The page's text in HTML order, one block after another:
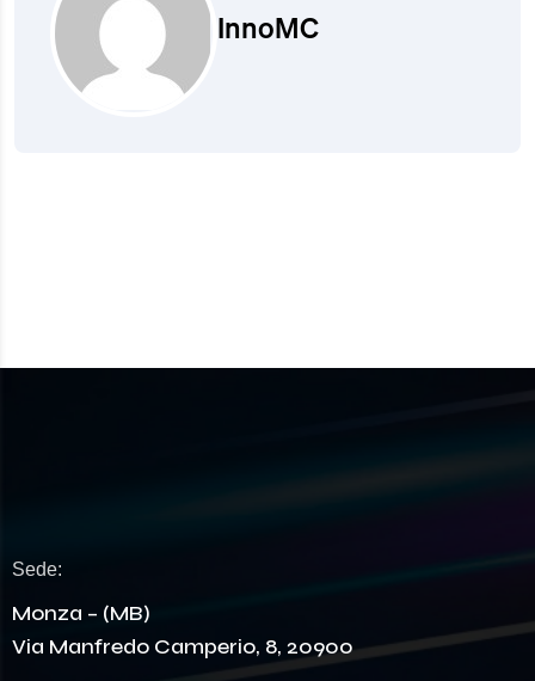
InnoMC
Sede:
Monza – (MB)
Via Manfredo Camperio, 8, 20900